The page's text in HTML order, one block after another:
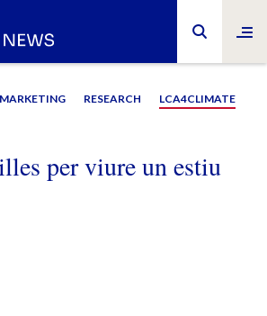
MARKETING RESEARCH LCA4CLIMATE
per viure un estiu